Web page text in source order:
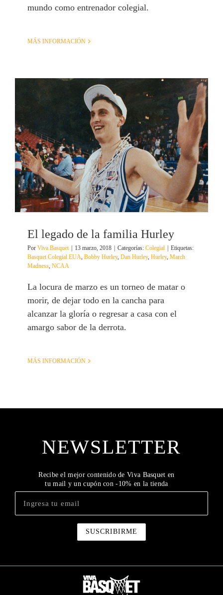
mundo como entrenador colegial.
MÁS INFORMACIÓN
El legado de la familia Hurley
Por Viva Basquet 13 marzo, 2018 Categorías: Colegial
Etiquetas:
Basquet Colegial EUA, Bobby Hurley, Dan Hurley, Hurley, March
Madness, NCAA
La locura de marzo es un torneo de matar o
morir, de dejar todo en la cancha para
alcanzar la gloría o regresar a casa con el
amargo sabor de la derrota.
MÁS INFORMACIÓN
NEWSLETTER
Recibe el mejor contenido de Viva Basquet en
tu mail y un cupón con -10% en la tienda